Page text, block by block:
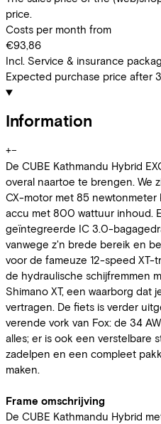
price.
Costs per month from
€93,86
Incl. Service & insurance
Expected purchase price after
Information
+−
De CUBE Kathmandu Hybrid
overal naartoe te brengen. We
CX-motor met 85
accu met 800 wattuur inhoud.
geïntegreerde IC 3.0-
vanwege z'n brede bereik en
voor de fameuze 12-speed XT-
de hydraulische schijfremmen
Shimano XT, een waarborg dat
vertragen. De fiets is verder
verende vork van Fox: de 34
alles; er is ook een verstelbare
zadelpen en een compleet
maken.
Frame omschrijving
De CUBE Kathmandu Hybrid